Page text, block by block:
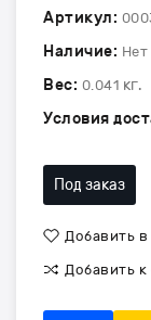
Артикул:
Наличие:
Вес: 0.041 кг.
Условия
Под заказ
Добавить
Добавить